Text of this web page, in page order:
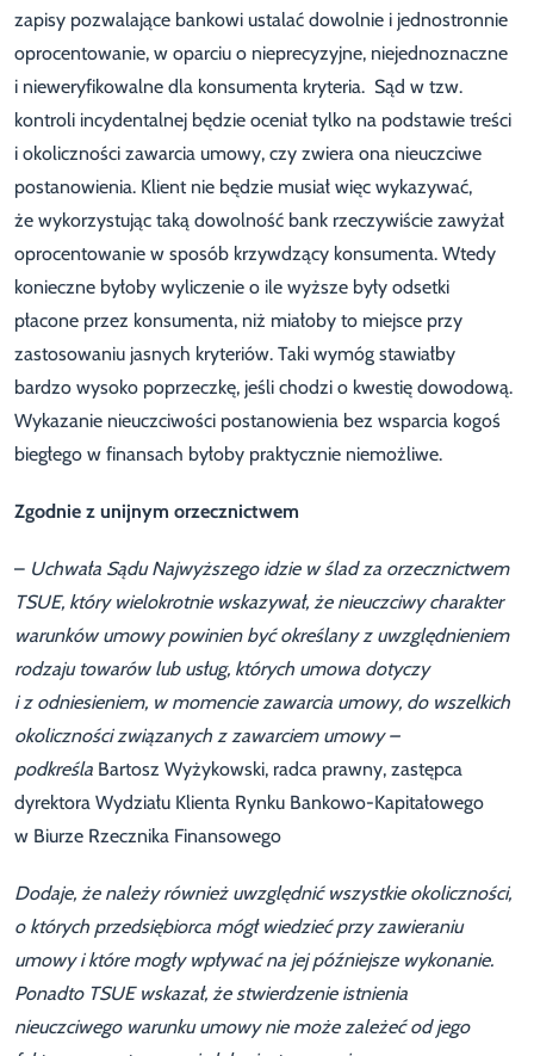
zapisy pozwalające bankowi ustalać dowolnie i jednostronnie
oprocentowanie, w oparciu o nieprecyzyjne, niejednoznaczne
i nieweryfikowalne dla konsumenta kryteria. Sąd w tzw.
kontroli incydentalnej będzie oceniał tylko na podstawie treści
i okoliczności zawarcia umowy, czy zwiera ona nieuczciwe
postanowienia. Klient nie będzie musiał więc wykazywać,
że wykorzystując taką dowolność bank rzeczywiście zawyżał
oprocentowanie w sposób krzywdzący konsumenta. Wtedy
konieczne byłoby wyliczenie o ile wyższe były odsetki
płacone przez konsumenta, niż miałoby to miejsce przy
zastosowaniu jasnych kryteriów. Taki wymóg stawiałby
bardzo wysoko poprzeczkę, jeśli chodzi o kwestię dowodową.
Wykazanie nieuczciwości postanowienia bez wsparcia kogoś
biegłego w finansach byłoby praktycznie niemożliwe.
Zgodnie z unijnym orzecznictwem
– Uchwała Sądu Najwyższego idzie w ślad za orzecznictwem
TSUE, który wielokrotnie wskazywał, że nieuczciwy charakter
warunków umowy powinien być określany z uwzględnieniem
rodzaju towarów lub usług, których umowa dotyczy
i z odniesieniem, w momencie zawarcia umowy, do wszelkich
okoliczności związanych z zawarciem umowy –
podkreśla Bartosz Wyżykowski, radca prawny, zastępca
dyrektora Wydziału Klienta Rynku Bankowo-Kapitałowego
w Biurze Rzecznika Finansowego
Dodaje, że należy również uwzględnić wszystkie okoliczności,
o których przedsiębiorca mógł wiedzieć przy zawieraniu
umowy i które mogły wpływać na jej późniejsze wykonanie.
Ponadto TSUE wskazał, że stwierdzenie istnienia
nieuczciwego warunku umowy nie może zależeć od jego